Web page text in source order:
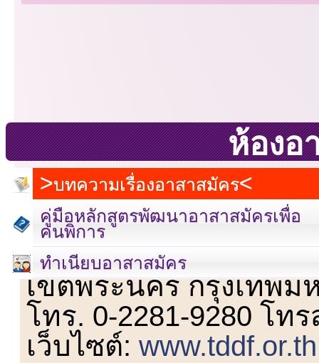
ห้องอ
บทความเรื่องอาสาสมัคร
คู่มือหลักสูตรพัฒนาอาสาสมัครเพื่อ
คนพิการ
ทำเนียบอาสาสมัคร
เลขที่ 23 ชั้น 2 ถนนวิ
เขตพระนคร กรุงเทพม
โทร. 0-2281-9280 โท
เว็บไซต์:www.tddf.or.th